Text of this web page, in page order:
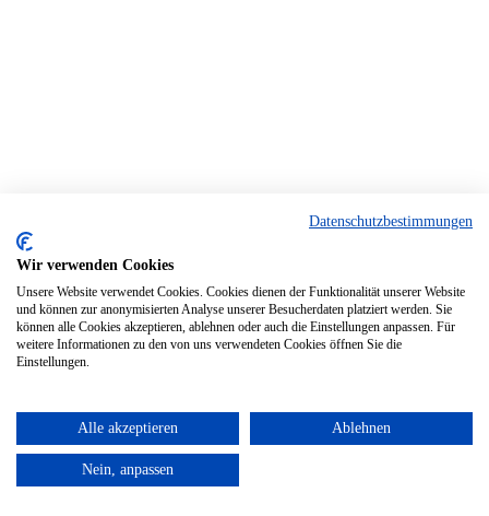
Datenschutzbestimmungen
Wir verwenden Cookies
Unsere Website verwendet Cookies. Cookies dienen der Funktionalität unserer Website
und können zur anonymisierten Analyse unserer Besucherdaten platziert werden. Sie
können alle Cookies akzeptieren, ablehnen oder auch die Einstellungen anpassen. Für
weitere Informationen zu den von uns verwendeten Cookies öffnen Sie die
Einstellungen.
Alle akzeptieren Ablehnen
Nein, anpassen